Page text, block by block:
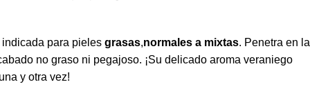
para pieles grasas,normales a mixtas. Penetra en la
no graso ni pegajoso. ¡Su delicado aroma veraniego
y otra vez!